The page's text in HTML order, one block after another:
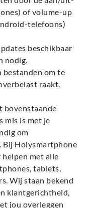
of volume-up
telefoons)
beschikbaar
nodig.
bestanden om te
raakt.
bovenstaande
mis is met je
om
Bij Holysmartphone
met alle
tablets,
Wij staan bekend
klantgerichtheid,
jou overleggen